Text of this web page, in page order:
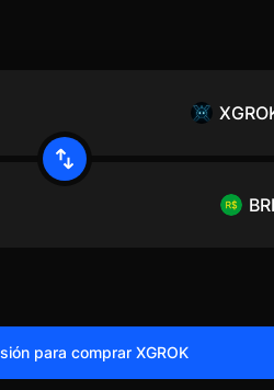
para comprar XGROK